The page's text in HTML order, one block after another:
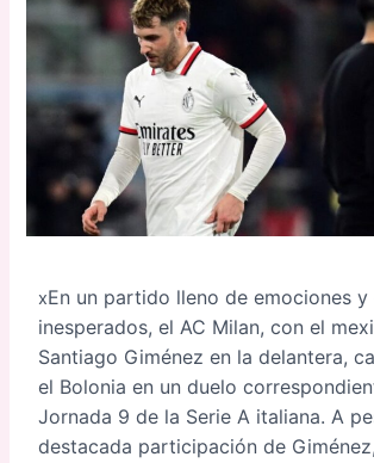
xEn un partido lleno de emociones y
inesperados, el AC Milan, con el
Santiago Giménez en la delantera,
el Bolonia en un duelo
Jornada 9 de la Serie A italiana. A
destacada participación de